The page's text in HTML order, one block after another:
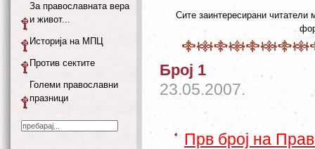
Сите заинтересирани
Број 1
23.05.2007.
Прв број на
За православната вера
и живот...
Историја на МПЦ
Против сектите
Големи православни
празници